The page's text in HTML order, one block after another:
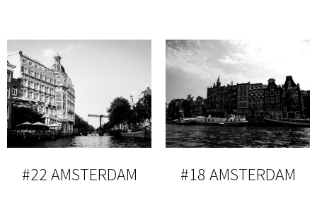
#22 AMSTERDAM #18 AMSTERDAM